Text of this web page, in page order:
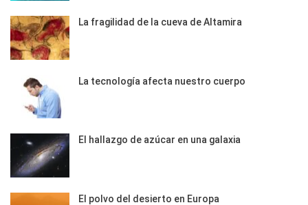
La fragilidad de la cueva de Altamira
La tecnología afecta nuestro cuerpo
El hallazgo de azúcar en una galaxia
El polvo del desierto en Europa